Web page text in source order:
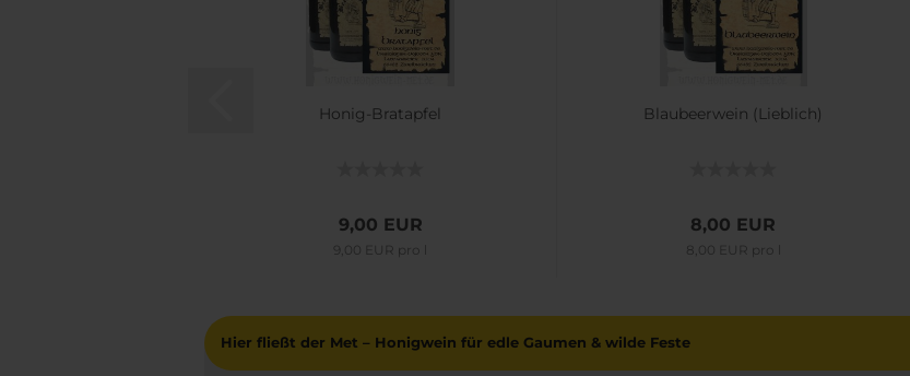
Honig-Bratapfel
9,00 EUR
9,00 EUR pro l
Blaubeerwein (Lieblich)
8,00 EUR
8,00 EUR pro l
Hier fließt der Met – Honigwein für edle Gaumen & wilde Feste